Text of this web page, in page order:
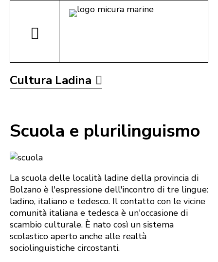
Cultura Ladina
Scuola e plurilinguismo
La scuola delle località ladine della provincia di
Bolzano è l'espressione dell'incontro di tre lingue:
ladino, italiano e tedesco. Il contatto con le vicine
comunità italiana e tedesca è un'occasione di
scambio culturale. È nato così un sistema
scolastico aperto anche alle realtà
sociolinguistiche circostanti.